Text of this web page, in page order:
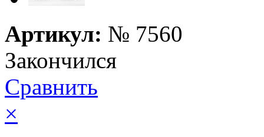
Артикул: № 7560
Закончился
Сравнить
×